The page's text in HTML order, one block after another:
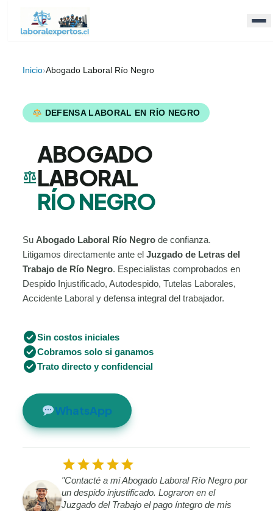
Inicio›Abogado Laboral Río Negro
DEFENSA LABORAL EN RÍO NEGRO
balance
ABOGADO
LABORAL
RÍO NEGRO
Su Abogado Laboral Río Negro de confianza.
Litigamos directamente ante elJuzgado de Letras del
Trabajo de Río Negro. Especialistas comprobados en
Despido Injustificado, Autodespido, Tutelas Laborales,
Accidente Laboral y defensa integral del trabajador.
check_circleSin costos iniciales
check_circleCobramos solo si ganamos
check_circleTrato directo y confidencial
WhatsApp
starstarstarstarstar
"Contacté a mi Abogado Laboral Río Negro por
un despido injustificado. Lograron en el
Juzgado del Trabajo el pago íntegro de mis